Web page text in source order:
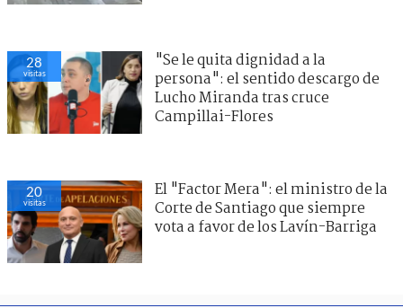
28
visitas
"Se le quita dignidad a la
persona": el sentido descargo de
Lucho Miranda tras cruce
Campillai-Flores
20
visitas
El "Factor Mera": el ministro de la
Corte de Santiago que siempre
vota a favor de los Lavín-Barriga